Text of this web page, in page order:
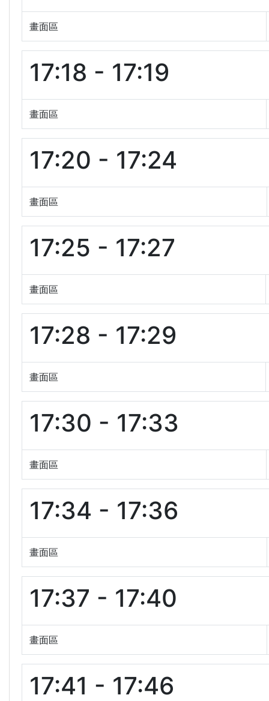
畫面區
17:18 - 17:19
畫面區
17:20 - 17:24
畫面區
17:25 - 17:27
畫面區
17:28 - 17:29
畫面區
17:30 - 17:33
畫面區
17:34 - 17:36
畫面區
17:37 - 17:40
畫面區
17:41 - 17:46